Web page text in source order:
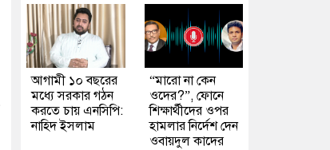
আগামী ১০ বছরের
মধ্যে সরকার গঠন
করতে চায় এনসিপি:
নাহিদ ইসলাম
“মারো না কেন
ওদের?”, ফোনে
শিক্ষার্থীদের ওপর
হামলার নির্দেশ দেন
ওবায়দুল কাদের